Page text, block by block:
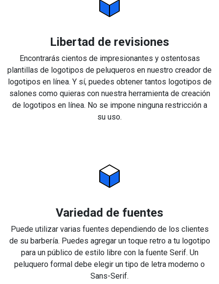
Libertad de revisiones
Encontrarás cientos de impresionantes y ostentosas
plantillas de logotipos de peluqueros en nuestro creador de
logotipos en línea. Y sí, puedes obtener tantos logotipos de
salones como quieras con nuestra herramienta de creación
de logotipos en línea. No se impone ninguna restricción a
su uso.
Variedad de fuentes
Puede utilizar varias fuentes dependiendo de los clientes
de su barbería. Puedes agregar un toque retro a tu logotipo
para un público de estilo libre con la fuente Serif. Un
peluquero formal debe elegir un tipo de letra moderno o
Sans-Serif.